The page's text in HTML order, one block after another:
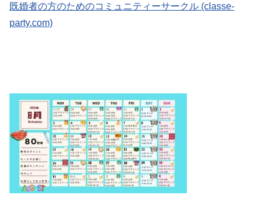
既婚者の方のためのコミュニティーサークル (classe-
party.com)